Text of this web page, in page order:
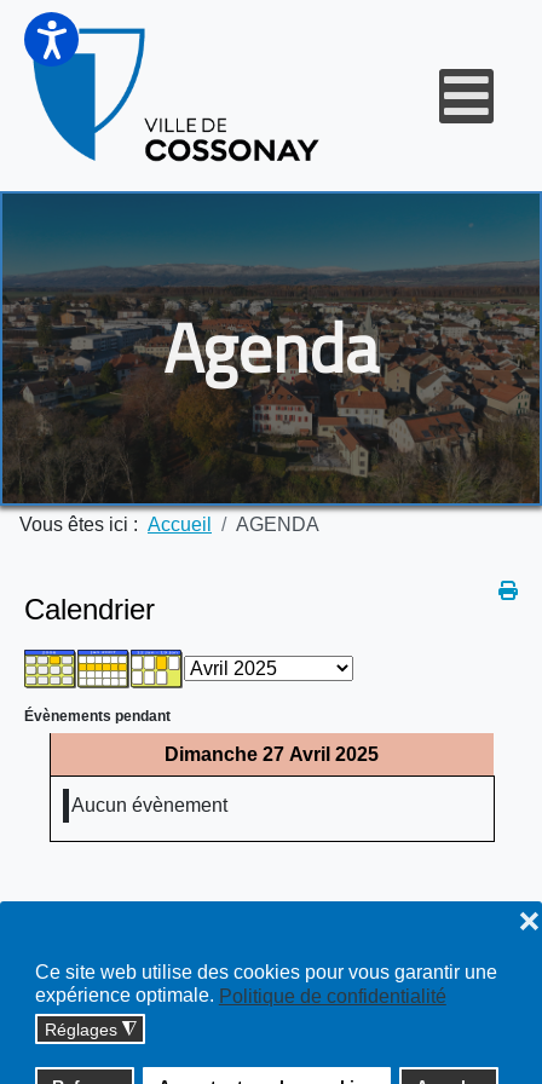
Ce site web utilise des cookies pour vous garantir une
expérience optimale. Politique de confidentialité
Réglages ◮
❌
Agenda
Vous êtes ici : Accueil AGENDA
Calendrier
Évènements pendant
Dimanche 27 Avril 2025
Aucun évènement
Copyright © 2026 cossonay.ch - tous droits réservés | site :